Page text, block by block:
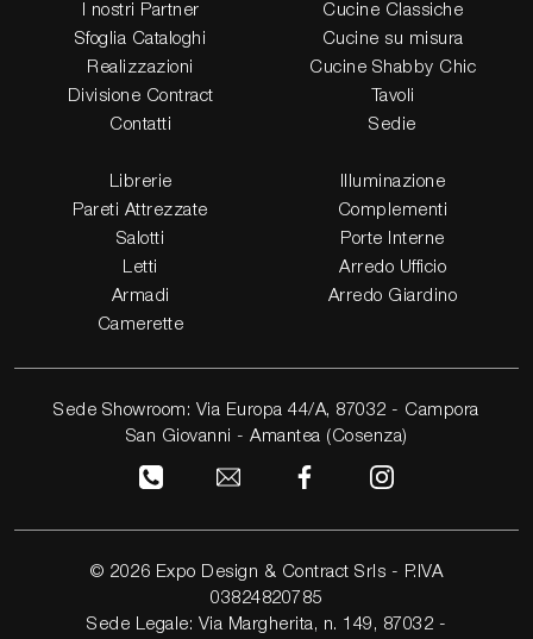
I nostri Partner
Sfoglia Cataloghi
Realizzazioni
Divisione Contract
Contatti
Cucine Classiche
Cucine su misura
Cucine Shabby Chic
Tavoli
Sedie
Librerie
Pareti Attrezzate
Salotti
Letti
Armadi
Camerette
Illuminazione
Complementi
Porte Interne
Arredo Ufficio
Arredo Giardino
Sede Showroom: Via Europa 44/A, 87032 - Campora
San Giovanni - Amantea (Cosenza)
© 2026 Expo Design & Contract Srls - P.IVA
03824820785
Sede Legale: Via Margherita, n. 149, 87032 -